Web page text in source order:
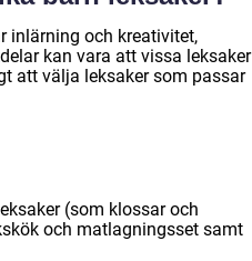
inlärning och kreativitet,
kan vara att vissa leksaker
att välja leksaker som passar
(som klossar och
och matlagningsset samt